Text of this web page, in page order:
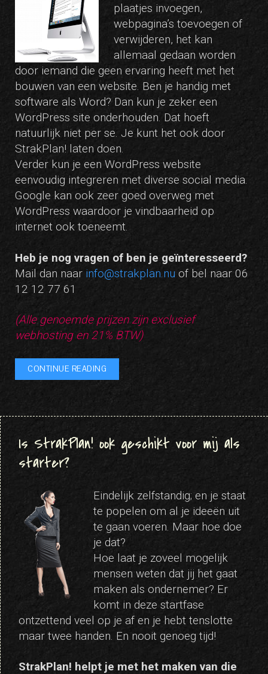
plaatjes invoegen,
webpagina’s toevoegen of
verwijderen, het kan
allemaal gedaan worden
door iemand die geen ervaring heeft met het
bouwen van een website. Ben je handig met
software als Word? Dan kun je zeker een
WordPress site onderhouden. Dat hoeft
natuurlijk niet per se. Je kunt het ook door
StrakPlan! laten doen.
Verder kun je een WordPress website
eenvoudig integreren met diverse social media.
Google kan ook zeer goed overweg met
WordPress waardoor je vindbaarheid op
internet ook toeneemt.
Heb je nog vragen of ben je geïnteresseerd?
Mail dan naar info@strakplan.nu of bel naar 06
12 12 77 61
(Alle genoemde prijzen zijn exclusief
webhosting en 21% BTW)
CONTINUE READING
Is StrakPlan! ook geschikt voor mij als
starter?
Eindelijk zelfstandig; en je staat
te popelen om al je ideeën uit
te gaan voeren. Maar hoe doe
je dat?
Hoe laat je zoveel mogelijk
mensen weten dat jij het gaat
maken als ondernemer? Er
komt in deze startfase
ontzettend veel op je af en je hebt tenslotte
maar twee handen. En nooit genoeg tijd!
StrakPlan! helpt je met het maken van die